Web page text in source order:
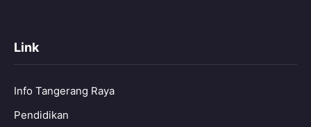
Link
Info Tangerang Raya
Pendidikan